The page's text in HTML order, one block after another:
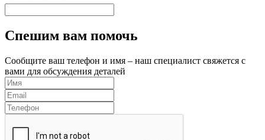
Спешим вам помочь
Сообщите ваш телефон и имя – наш специалист свяжется с
вами для обсуждения деталей